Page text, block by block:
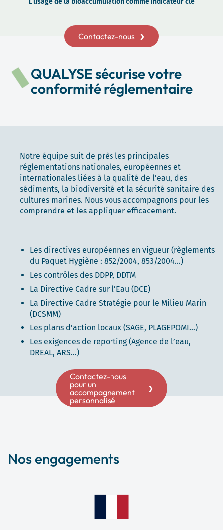
L’usage de la bioaccumulation comme indicateur clé
Contactez-nous
QUALYSE sécurise votre
conformité réglementaire
Notre équipe suit de près les principales
réglementations nationales, européennes et
internationales liées à la qualité de l’eau, des
sédiments, la biodiversité et la sécurité sanitaire des
cultures marines. Nous vous accompagnons pour les
comprendre et les appliquer efficacement.
Les directives européennes en vigueur (règlements
du Paquet Hygiène : 852/2004, 853/2004…)
Les contrôles des DDPP, DDTM
La Directive Cadre sur l’Eau (DCE)
La Directive Cadre Stratégie pour le Milieu Marin
(DCSMM)
Les plans d’action locaux (SAGE, PLAGEPOMI…)
Les exigences de reporting (Agence de l’eau,
DREAL, ARS…)
Contactez-nous
pour un
accompagnement
personnalisé
Nos engagements